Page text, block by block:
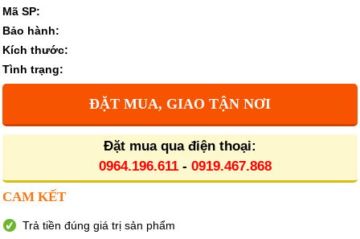
Mã SP:
Bảo hành:
Kích thước:
Tình trạng:
ĐẶT MUA, GIAO TẬN NƠI
Đặt mua qua điện thoại:
0964.196.611 - 0919.467.868
CAM KẾT
Trả tiền đúng giá trị sản phẩm